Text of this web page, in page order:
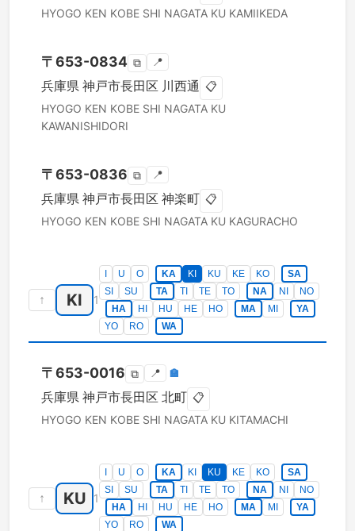
HYOGO KEN KOBE SHI NAGATA KU KAMIIKEDA
〒653-0834 ⧉ 📍
兵庫県 神戸市長田区 川西通 📋
HYOGO KEN KOBE SHI NAGATA KU
KAWANISHIDORI
〒653-0836 ⧉ 📍
兵庫県 神戸市長田区 神楽町 📋
HYOGO KEN KOBE SHI NAGATA KU KAGURACHO
↑ KI 1
U O KA KI KU KE KO
SA
SI
SU TA TI TE TO NA NI
NO
HA
HI HU HE HO MA MI
YA
YO
RO WA
〒653-0016 ⧉ 📍 🏣
兵庫県 神戸市長田区 北町 📋
HYOGO KEN KOBE SHI NAGATA KU KITAMACHI
↑ KU 1
U O KA KI KU KE KO
SA
SI
SU TA TI TE TO NA NI
NO
HA
HI HU HE HO MA MI
YA
YO
RO WA